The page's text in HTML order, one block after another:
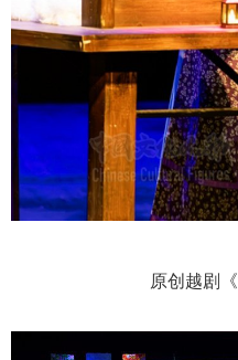
原创越剧